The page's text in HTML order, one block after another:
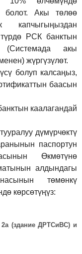
болот. Акы төлөө
капчыгыңыздан
РСК банктын
(Системада акы
жүргүзүлөт.
болуп калсаңыз,
баасын
каалагандай
дүмүрчөктү
паспортун
Өкмөтүнө
алдындагы
төмөнкү
көрсөтүңүз:
(здание ДРТСиВС) и